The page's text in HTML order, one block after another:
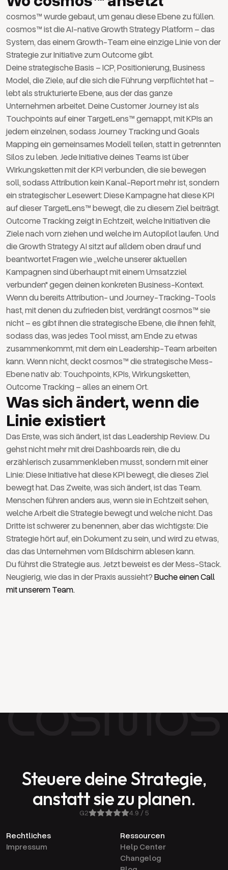
cosmos™ wurde gebaut, um genau diese Ebene zu füllen.
cosmos™ ist die AI-native Growth Strategy Platform – das
System, das einem Growth-Team eine einzige Linie von der
Strategie zur Initiative zum Outcome gibt.
Deine strategische Basis – ICP, Positionierung, Business
Model, die Ziele, auf die sich die Führung verpflichtet hat –
lebt als strukturierte Ebene, aus der das ganze
Unternehmen arbeitet. Deine Customer Journey ist als
Touchpoints auf einer TargetLens™ gemappt, mit KPIs an
jedem einzelnen, sodass Journey Tracking und Goals
Mapping ein gemeinsames Modell teilen, statt in getrennten
Silos zu leben. Jede Initiative deines Teams ist über
Wirkungsketten mit der KPI verbunden, die sie bewegen
soll, sodass Attribution kein Kanal-Report mehr ist, sondern
ein strategischer Lesewert: Diese Kampagne hat diese KPI
auf dieser TargetLens™ bewegt, die zu diesem Ziel beiträgt.
Outcome Tracking zeigt in Echtzeit, welche Initiativen die
Ziele nach vorn ziehen und welche im Autopilot laufen. Und
die Growth Strategy AI sitzt auf alldem oben drauf und
beantwortet Fragen wie „welche unserer aktuellen
Kampagnen sind überhaupt mit einem Umsatzziel
verbunden" gegen deinen konkreten Business-Kontext.
Wenn du bereits Attribution- und Journey-Tracking-Tools
hast, mit denen du zufrieden bist, verdrängt cosmos™ sie
nicht – es gibt ihnen die strategische Ebene, die ihnen fehlt,
sodass das, was jedes Tool misst, am Ende zu etwas
zusammenkommt, mit dem ein Leadership-Team arbeiten
kann. Wenn nicht, deckt cosmos™ die strategische Mess-
Ebene nativ ab: Touchpoints, KPIs, Wirkungsketten,
Outcome Tracking – alles an einem Ort.
Was sich ändert, wenn die
Linie existiert
Das Erste, was sich ändert, ist das Leadership Review. Du
gehst nicht mehr mit drei Dashboards rein, die du
erzählerisch zusammenkleben musst, sondern mit einer
Linie: Diese Initiative hat diese KPI bewegt, die dieses Ziel
bewegt hat. Das Zweite, was sich ändert, ist das Team.
Menschen führen anders aus, wenn sie in Echtzeit sehen,
welche Arbeit die Strategie bewegt und welche nicht. Das
Dritte ist schwerer zu benennen, aber das wichtigste: Die
Strategie hört auf, ein Dokument zu sein, und wird zu etwas,
das das Unternehmen vom Bildschirm ablesen kann.
Du führst die Strategie aus. Jetzt beweist es der Mess-Stack.
Neugierig, wie das in der Praxis aussieht?Buche einen Call
mit unserem Team.
Steuere deine Strategie,
anstatt sie zu planen.
G2 4.9 / 5
Rechtliches
Impressum
Ressourcen
Help Center
Changelog